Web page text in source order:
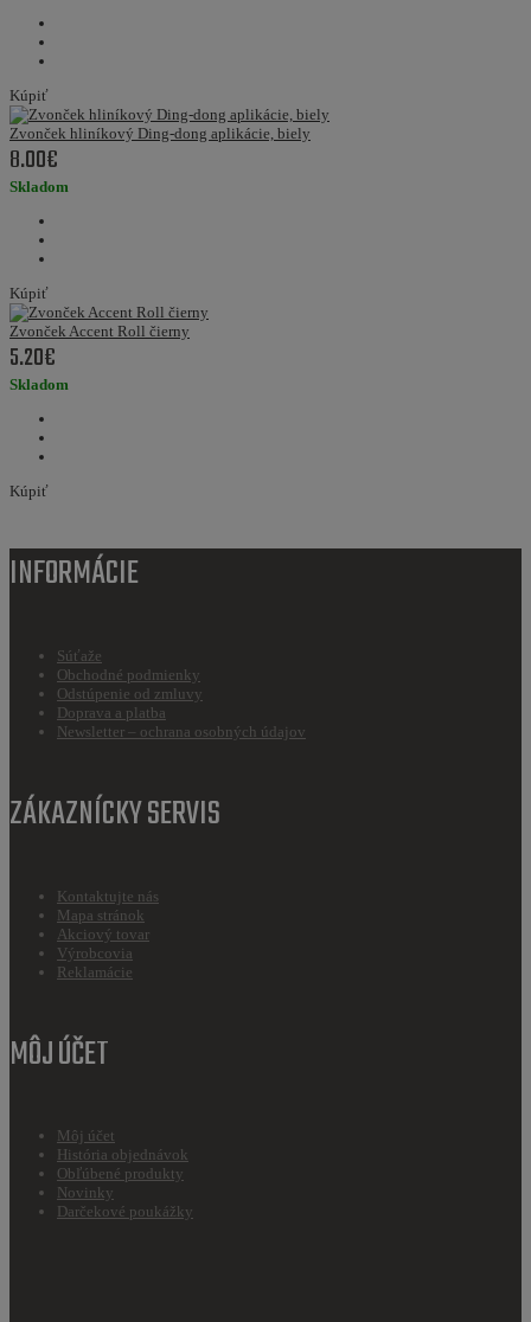
Kúpiť
Zvonček hliníkový Ding-dong aplikácie, biely
8.00€
Skladom
Kúpiť
Zvonček Accent Roll čierny
5.20€
Skladom
Kúpiť
INFORMÁCIE
Súťaže
Obchodné podmienky
Odstúpenie od zmluvy
Doprava a platba
Newsletter – ochrana osobných údajov
ZÁKAZNÍCKY SERVIS
Kontaktujte nás
Mapa stránok
Akciový tovar
Výrobcovia
Reklamácie
MÔJ ÚČET
Môj účet
História objednávok
Obľúbené produkty
Novinky
Darčekové poukážky